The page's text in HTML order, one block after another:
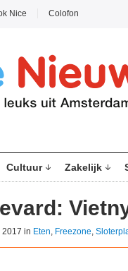
Nice Colofon
Cultuur Zakelijk
2017 in Eten, Freezone,